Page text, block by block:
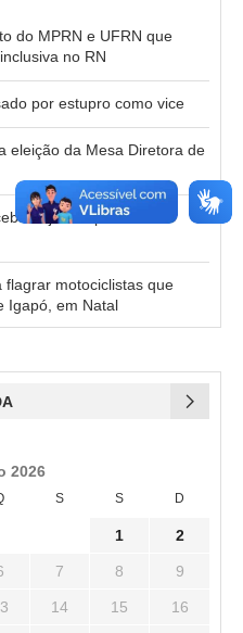
do MPRN e UFRN que
no RN
por estupro como vice
eleição da Mesa Diretora de
hoje o espetáculo
flagrar motociclistas que
Igapó, em Natal
2026
S S D
1 2
7 8 9
14 15 16